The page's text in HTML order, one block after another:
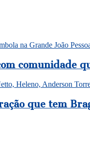
na Grande João
comunidade
Heleno, Anderson
que tem